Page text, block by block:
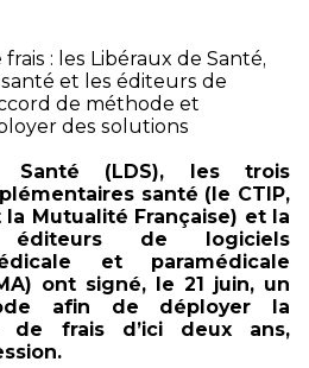
: les Libéraux de Santé,
et les éditeurs de
de méthode et
des solutions
Santé (LDS), les trois
santé (le CTIP,
Mutualité Française) et la
de logiciels
et paramédicale
ont signé, le 21 juin, un
afin de déployer la
de frais d’ici deux ans,